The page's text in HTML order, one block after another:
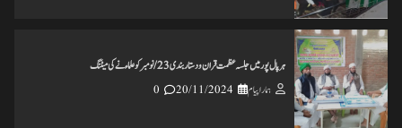
ہرپال پور میں جلسہ عظمت قران و دستاربندی 23/نومبر کو علماء نے کی میٹنگ
ہمارا پیام
20/11/2024
0